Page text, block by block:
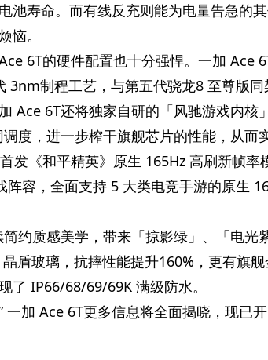
池寿命。而有线反充则能为电量告急的
恼。
6T的硬件配置也十分强悍。一加 Ace
3nm制程工艺，与第五代骁龙8 至尊版
Ace 6T还将独家自研的「风驰游戏内核
度，进一步榨干旗舰芯片的性能，从而
发《和平精英》原生 165Hz 高刷新帧率
阵容，全面支持 5 大类电竞手游的原生
约质感美学，带来「掠影绿」、「电光
盾玻璃，抗摔性能提升160%，更有旗
了 IP66/68/69/69K 满级防水。
一加 Ace 6T更多信息将全面揭晓，现已